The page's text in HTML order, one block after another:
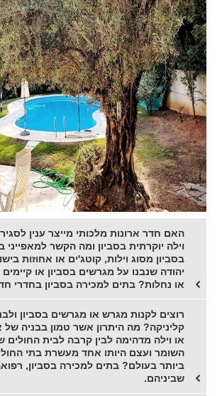
האם חדר ארונות מלכותי מייצר ענין
וילה יוקרתית בסביון ומה הקשר למאפייני
בסביון מסוג וילות, קוטג'ים או אחוזות
יהודה שנבנו על מגרשים בסביון או
או נחלות? בתים למכירה בסביון בחדרי
רוצים לקנות מגרש או מגרשים בסביון
קליניקה? מה היתרון אשר טמון בבניה של
או וילה מדהימה לבין קרבה לבית החולים
השומר ועצם היותו אחד מעשרת בתי
ביותר בעולם? בתים למכירה בסביון,
שביניהם.